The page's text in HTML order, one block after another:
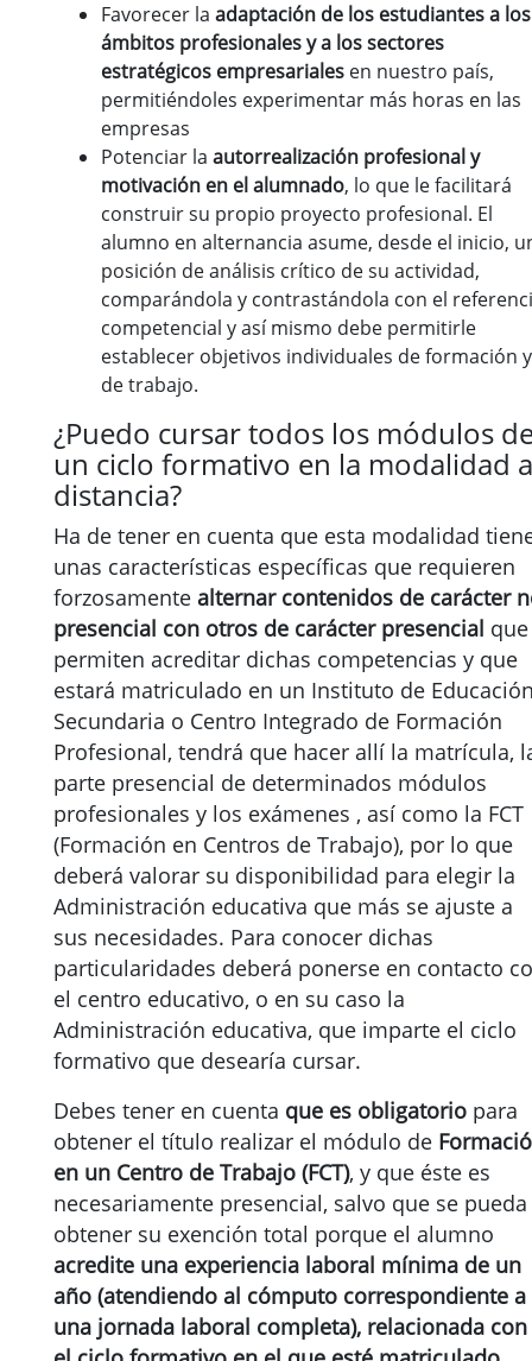
Favorecer la adaptación de los estudiantes a los
ámbitos profesionales y a los sectores
estratégicos empresariales en nuestro país,
permitiéndoles experimentar más horas en las
empresas
Potenciar la autorrealización profesional y
motivación en el alumnado, lo que le facilitará
construir su propio proyecto profesional. El
alumno en alternancia asume, desde el inicio,
posición de análisis crítico de su actividad,
comparándola y contrastándola con el
competencial y así mismo debe permitirle
establecer objetivos individuales de formación y
de trabajo.
¿Puedo cursar todos los módulos
un ciclo formativo en la modalidad a
distancia?
Ha de tener en cuenta que esta modalidad
unas características específicas que requieren
forzosamente alternar contenidos de carácter
presencial con otros de carácter presencial que
permiten acreditar dichas competencias y que
estará matriculado en un Instituto de
Secundaria o Centro Integrado de Formación
Profesional, tendrá que hacer allí la matrícula,
parte presencial de determinados módulos
profesionales y los exámenes , así como la FCT
(Formación en Centros de Trabajo), por lo que
deberá valorar su disponibilidad para elegir la
Administración educativa que más se ajuste a
sus necesidades. Para conocer dichas
particularidades deberá ponerse en contacto
el centro educativo, o en su caso la
Administración educativa, que imparte el ciclo
formativo que desearía cursar.
Debes tener en cuenta que es obligatorio para
obtener el título realizar el módulo de
en un Centro de Trabajo (FCT), y que éste es
necesariamente presencial, salvo que se pueda
obtener su exención total porque el alumno
acredite una experiencia laboral mínima de un
año (atendiendo al cómputo correspondiente a
una jornada laboral completa), relacionada con